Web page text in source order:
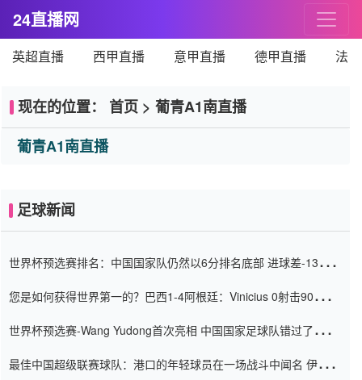
24直播网
英超直播 西甲直播 意甲直播 德甲直播 法
现在的位置： 首页 > 葡青A1南直播
葡青A1南直播
足球新闻
世界杯预选赛排名：中国国家队仍然以6分排名底部 进球差-13令人
您是如何获得世界第一的？巴西1-4阿根廷：Vinicius 0射击90分钟
世界杯预选赛-Wang Yudong首次亮相 中国国家足球队错过了世界
最佳中国超级联赛球队：港口的年轻球员在一场战斗中闻名 伊万放